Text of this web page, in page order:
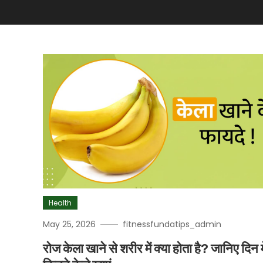
Health
May 25, 2026 fitnessfundatips_admin
रोज केला खाने से शरीर में क्या होता है? जानिए दिन